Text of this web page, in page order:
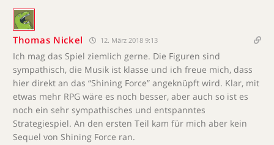
Thomas Nickel 12. März 2018 9:13
Ich mag das Spiel ziemlich gerne. Die Figuren sind
sympathisch, die Musik ist klasse und ich freue mich, dass
hier direkt an das “Shining Force” angeknüpft wird. Klar, mit
etwas mehr RPG wäre es noch besser, aber auch so ist es
noch ein sehr sympathisches und entspanntes
Strategiespiel. An den ersten Teil kam für mich aber kein
Sequel von Shining Force ran.